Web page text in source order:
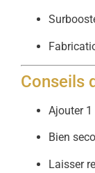
Conseils
Ajouter
Bien
Laisser